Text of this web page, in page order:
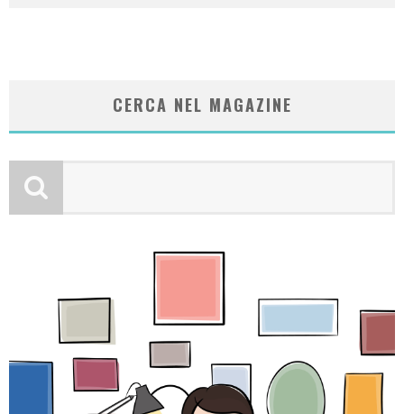
CERCA NEL MAGAZINE